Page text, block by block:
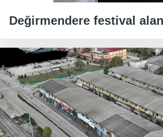
Değirmendere festival